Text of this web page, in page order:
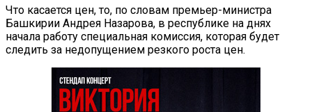
Что касается цен, то, по словам премьер-министра
Башкирии Андрея Назарова, в республике на днях
начала работу специальная комиссия, которая будет
следить за недопущением резкого роста цен.